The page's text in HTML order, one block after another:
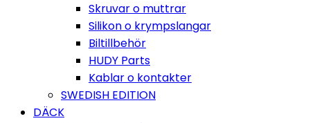
Skruvar o muttrar
Silikon o krympslangar
Biltillbehör
HUDY Parts
Kablar o kontakter
SWEDISH EDITION
DÄCK